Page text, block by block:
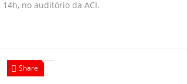
no auditório da ACI.
Share